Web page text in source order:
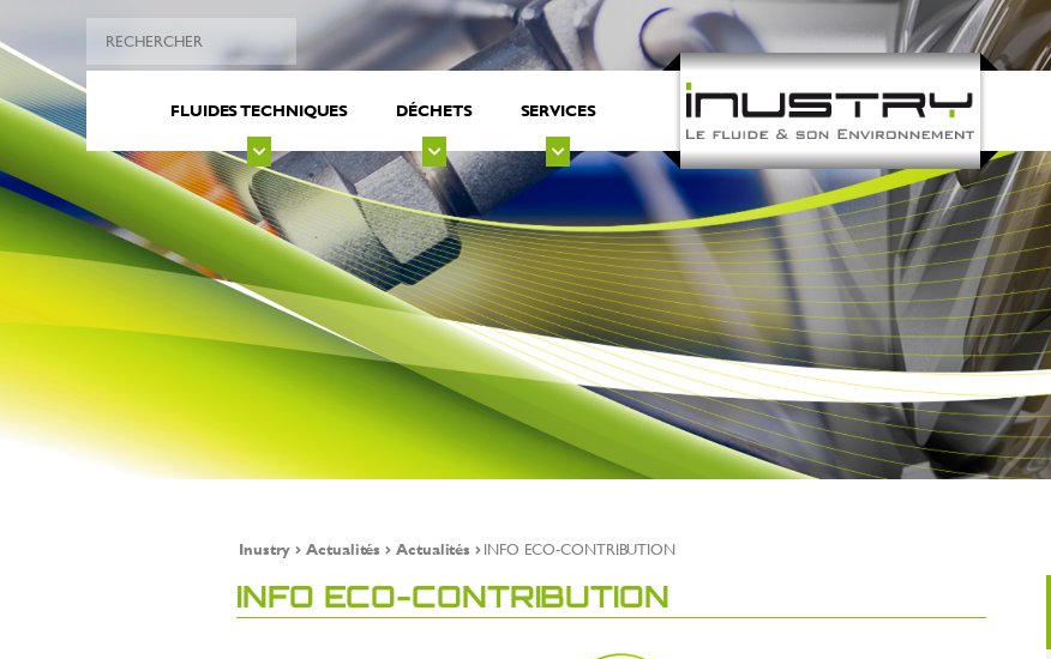
FLUIDES TECHNIQUES DÉCHETS SERVICES
Inustry Actualités Actualités INFO ECO-CONTRIBUTION
INFO ECO-CONTRIBUTION